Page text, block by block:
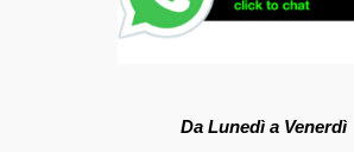
Da Lunedì a Venerdì